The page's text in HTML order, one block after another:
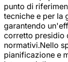
punto di
tecniche e per la
garantendo
corretto presidio
normativi.Nello
pianificazione e